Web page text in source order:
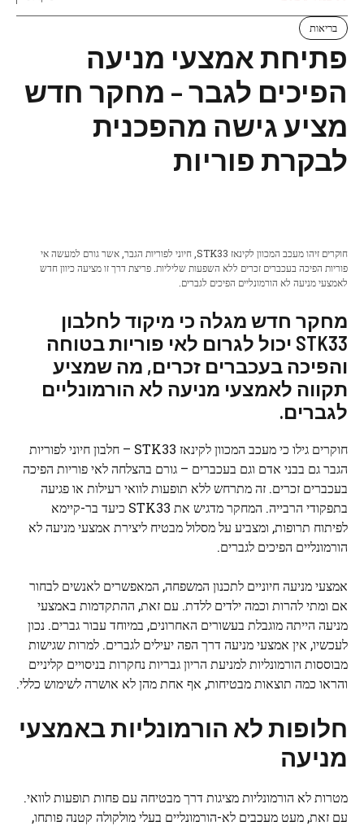
בריאות
פתיחת אמצעי מניעה
הפיכים לגבר – מחקר חדש
מציע גישה מהפכנית
לבקרת פוריות
חוקרים זיהו מעכב המכוון לקינאז STK33, חיוני לפוריות הגבר, אשר גורם למעשה אי
פוריות הפיכה בעכברים זכרים ללא השפעות שליליות. פריצת דרך זו מציעה כיוון חדש
לאמצעי מניעה לא הורמונליים הפיכים לגברים.
מחקר חדש מגלה כי מיקוד לחלבון
STK33 יכול לגרום לאי פוריות בטוחה
והפיכה בעכברים זכרים, מה שמציע
תקווה לאמצעי מניעה לא הורמונליים
לגברים.
חוקרים גילו כי מעכב המכוון לקינאז STK33 – חלבון חיוני לפוריות
הגבר גם בבני אדם וגם בעכברים – גורם בהצלחה לאי פוריות הפיכה
בעכברים זכרים. זה מתרחש ללא תופעות לוואי רעילות או פגיעה
בתפקודי הרבייה. המחקר מדגיש את STK33 כיעד בר-קיימא
לפיתוח תרופות, ומצביע על מסלול מבטיח ליצירת אמצעי מניעה לא
הורמונליים הפיכים לגברים.
אמצעי מניעה חיוניים לתכנון המשפחה, המאפשרים לאנשים לבחור
אם ומתי להרות וכמה ילדים ללדת. עם זאת, ההתקדמות באמצעי
מניעה הייתה מוגבלת בעשורים האחרונים, במיוחד עבור גברים. נכון
לעכשיו, אין אמצעי מניעה דרך הפה יעילים לגברים. למרות שגישות
מבוססות הורמונליות למניעת הריון גבריות נחקרות בניסויים קליניים
והראו כמה תוצאות מבטיחות, אף אחת מהן לא אושרה לשימוש כללי.
חלופות לא הורמונליות באמצעי
מניעה
מטרות לא הורמונליות מציגות דרך מבטיחה עם פחות תופעות לוואי.
עם זאת, מעט מעכבים לא-הורמונליים בעלי מולקולה קטנה פותחו,